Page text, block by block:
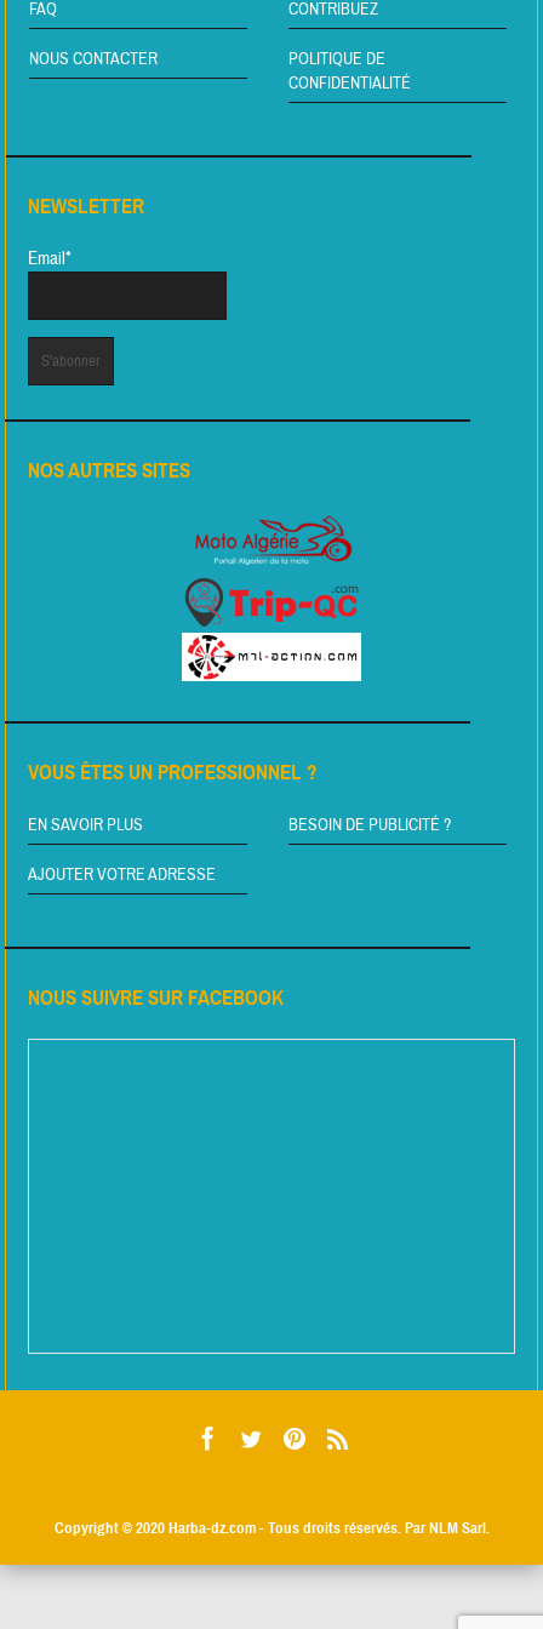
FAQ CONTRIBUEZ
NOUS CONTACTER
POLITIQUE DE
CONFIDENTIALITÉ
NEWSLETTER
Email*
NOS AUTRES SITES
VOUS ÊTES UN PROFESSIONNEL ?
EN SAVOIR PLUS BESOIN DE PUBLICITÉ ?
AJOUTER VOTRE ADRESSE
NOUS SUIVRE SUR FACEBOOK
Copyright © 2020Harba-dz.com- Tous droits réservés. Par NLM Sarl.